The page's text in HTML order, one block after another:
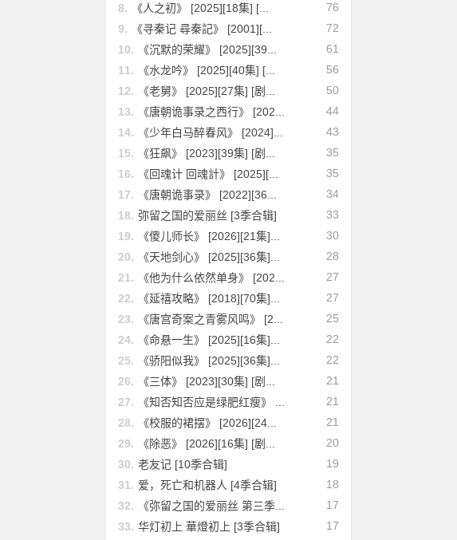
76
8.
《人之初》 [2025][18集] [...
72
9.
《寻秦记 尋秦記》 [2001][...
61
10.
《沉默的荣耀》 [2025][39...
56
11.
《水龙吟》 [2025][40集] [...
50
12.
《老舅》 [2025][27集] [剧...
44
13.
《唐朝诡事录之西行》 [202...
43
14.
《少年白马醉春风》 [2024]...
35
15.
《狂飙》 [2023][39集] [剧...
35
16.
《回魂计 回魂計》 [2025][...
34
17.
《唐朝诡事录》 [2022][36...
33
18. 弥留之国的爱丽丝 [3季合辑]
30
19.
《傻儿师长》 [2026][21集]...
28
20.
《天地剑心》 [2025][36集]...
27
21.
《他为什么依然单身》 [202...
27
22.
《延禧攻略》 [2018][70集]...
25
23.
《唐宫奇案之青雾风鸣》 [2...
22
24.
《命悬一生》 [2025][16集]...
22
25.
《骄阳似我》 [2025][36集]...
21
26.
《三体》 [2023][30集] [剧...
21
27.
《知否知否应是绿肥红瘦》 ...
21
28.
《校服的裙摆》 [2026][24...
20
29.
《除恶》 [2026][16集] [剧...
19
30. 老友记 [10季合辑]
18
31. 爱，死亡和机器人 [4季合辑]
17
32.
《弥留之国的爱丽丝 第三季...
17
33. 华灯初上 華燈初上 [3季合辑]